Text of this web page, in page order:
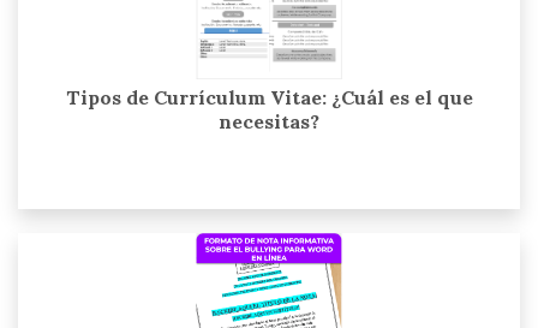
Tipos de Currículum Vitae: ¿Cuál es el que
necesitas?